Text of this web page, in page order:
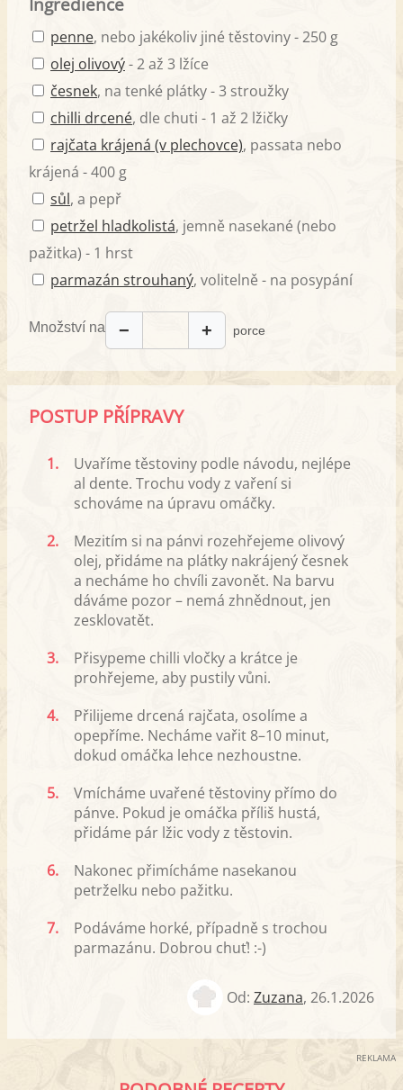
penne, nebo jakékoliv jiné těstoviny - 250 g
olej olivový- 2 až 3 lžíce
česnek, na tenké plátky - 3 stroužky
chilli drcené, dle chuti - 1 až 2 lžičky
rajčata krájená (v plechovce), passata nebo
krájená - 400 g
sůl, a pepř
petržel hladkolistá, jemně nasekané (nebo
pažitka) - 1 hrst
parmazán strouhaný, volitelně - na posypání
Množství na − + porce
POSTUP PŘÍPRAVY
1.
Uvaříme těstoviny podle návodu, nejlépe
al dente. Trochu vody z vaření si
schováme na úpravu omáčky.
2.
Mezitím si na pánvi rozehřejeme olivový
olej, přidáme na plátky nakrájený česnek
a necháme ho chvíli zavonět. Na barvu
dáváme pozor – nemá zhnědnout, jen
zesklovatět.
3.
Přisypeme chilli vločky a krátce je
prohřejeme, aby pustily vůni.
4.
Přilijeme drcená rajčata, osolíme a
opepříme. Necháme vařit 8–10 minut,
dokud omáčka lehce nezhoustne.
5.
Vmícháme uvařené těstoviny přímo do
pánve. Pokud je omáčka příliš hustá,
přidáme pár lžic vody z těstovin.
6.
Nakonec přimícháme nasekanou
petrželku nebo pažitku.
7.
Podáváme horké, případně s trochou
parmazánu. Dobrou chuť! :-)
Od: Zuzana, 26.1.2026
REKLAMA